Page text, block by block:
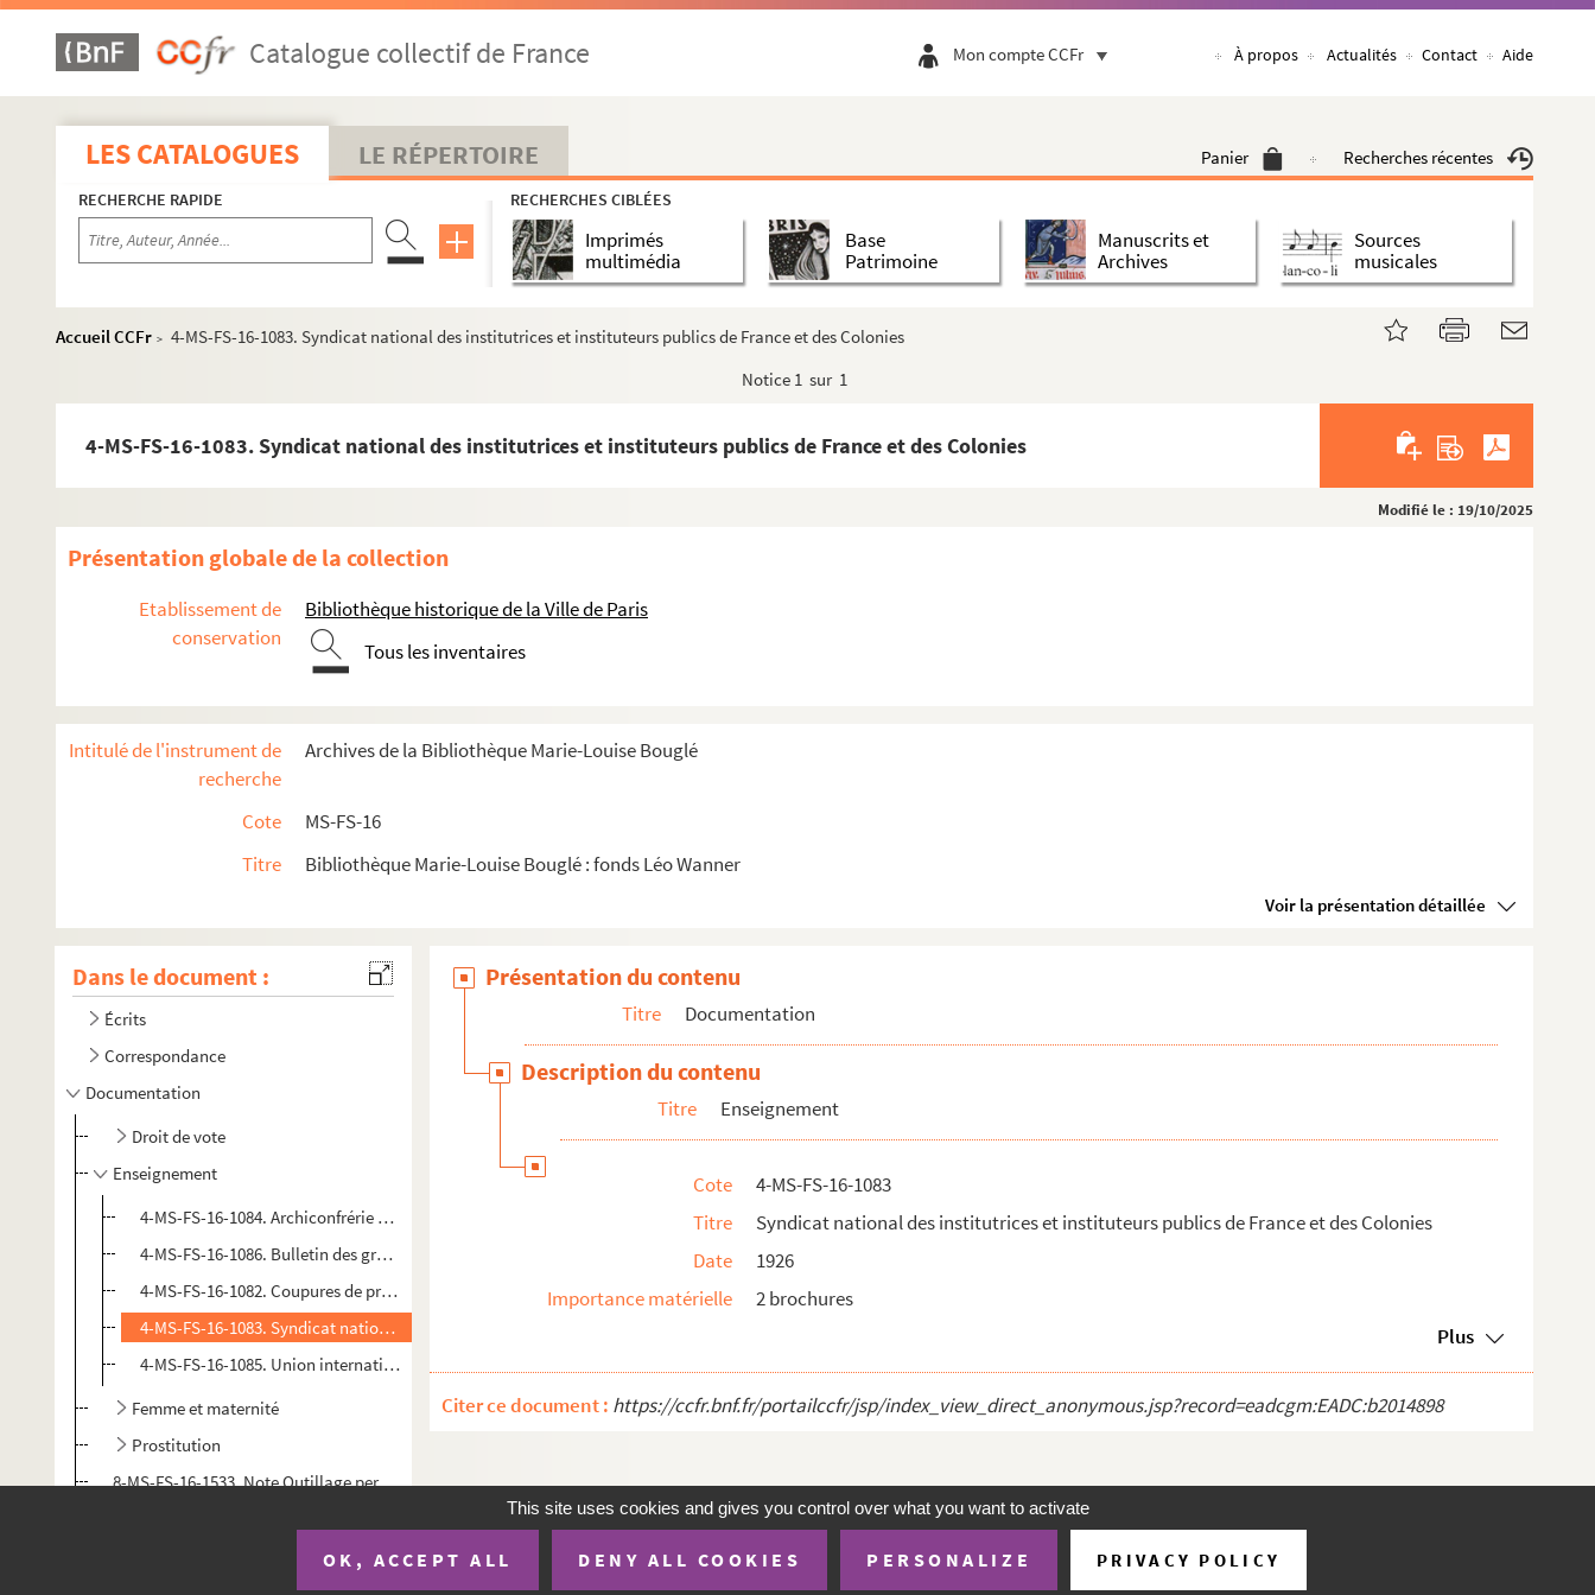
Catalogue collectif de France Mon compte CCFr À propos Actualités Contact Aide
LES CATALOGUES LE RÉPERTOIRE Panier Recherches récentes
RECHERCHE RAPIDE RECHERCHES CIBLÉES
Imprimés
multimédia
Base
Patrimoine
Manuscrits et
Archives
Sources
musicales
Accueil CCFr > 4-MS-FS-16-1083. Syndicat national des institutrices et instituteurs publics de France et des Colonies
Notice 1 sur 1
4-MS-FS-16-1083. Syndicat national des institutrices et instituteurs publics de France et des Colonies
Modifié le : 19/10/2025
Présentation globale de la collection
Etablissement de
conservation
Bibliothèque historique de la Ville de Paris
Tous les inventaires
Intitulé de l'instrument de
recherche
Archives de la Bibliothèque Marie-Louise Bouglé
Cote
MS-FS-16
Titre
Bibliothèque Marie-Louise Bouglé : fonds Léo Wanner
Voir la présentation détaillée
Dans le document :
Écrits
Correspondance
Documentation
Droit de vote
Enseignement
4-MS-FS-16-1084. Archiconfrérie de Saint-Christophe
4-MS-FS-16-1086. Bulletin des groupes d'action contre la répression et la terreur, n°7, 1926
4-MS-FS-16-1082. Coupures de presse
4-MS-FS-16-1083. Syndicat national des institutrices et instituteurs publics de France et des Colonies
4-MS-FS-16-1085. Union internationale socialiste pour l'éducation physique et le sport ouvrier
Femme et maternité
Prostitution
8-MS-FS-16-1533. Note Outillage perfectionné pour garages Arthur Wanner
Présentation du contenu
Titre Documentation
Description du contenu
Titre Enseignement
Cote
4-MS-FS-16-1083
Titre
Syndicat national des institutrices et instituteurs publics de France et des Colonies
Date
1926
Importance matérielle
2 brochures
Plus
Citer ce document : https://ccfr.bnf.fr/portailccfr/jsp/index_view_direct_anonymous.jsp?record=eadcgm:EADC:b2014898
Plan du site Mentions Légales Accessibilité (non conforme) Conditions d'utilisation À propos Contact
This site uses cookies and gives you control over what you want to activate
OK, ACCEPT ALL DENY ALL COOKIES PERSONALIZE PRIVACY POLICY